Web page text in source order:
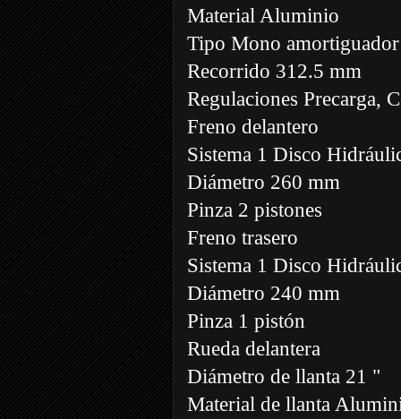
Material Aluminio
Tipo Mono amortiguador
Recorrido 312.5 mm
Regulaciones Precarga,
Freno delantero
Sistema 1 Disco
Diámetro 260 mm
Pinza 2 pistones
Freno trasero
Sistema 1 Disco
Diámetro 240 mm
Pinza 1 pistón
Rueda delantera
Diámetro de llanta 21 "
Material de llanta